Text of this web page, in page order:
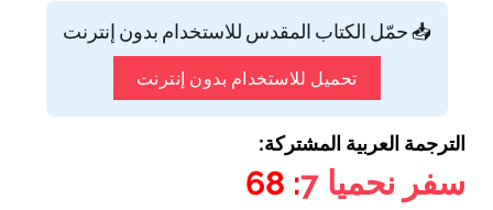
📥 حمّل الكتاب المقدس للاستخدام بدون إنترنت
تحميل للاستخدام بدون إنترنت
الترجمة العربية المشتركة:
سفر نحميا 7
: 68